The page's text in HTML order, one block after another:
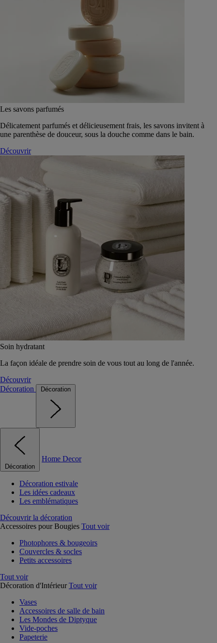
Les savons parfumés
Délicatement parfumés et délicieusement frais, les savons invitent à
une parenthèse de douceur, sous la douche comme dans le bain.
Découvrir
Soin hydratant
La façon idéale de prendre soin de vous tout au long de l'année.
Découvrir
Décoration
Décoration
Décoration
Home Decor
Décoration estivale
Les idées cadeaux
Les emblématiques
Découvrir la décoration
Accessoires pour Bougies Tout voir
Photophores & bougeoirs
Couvercles & socles
Petits accessoires
Tout voir
Décoration d'Intérieur Tout voir
Vases
Accessoires de salle de bain
Les Mondes de Diptyque
Vide-poches
Papeterie